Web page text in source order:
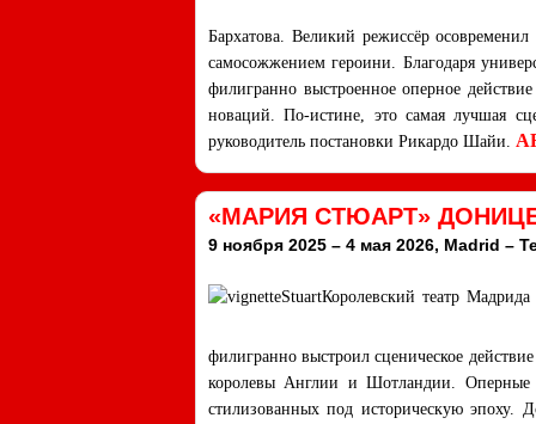
Бархатова. Великий режиссёр
самосожжением героини. Благодаря
филигранно выстроенное оперное
новаций. По-истине, это самая лучшая
руководитель постановки Рикардо Шайи.
«МАРИЯ СТЮАРТ»
9 ноября 2025 – 4 мая 2026, Madrid –
Королевский театр
филигранно выстроил сценическое
королевы Англии и Шотландии. Оперные
стилизованных под историческую эпоху.